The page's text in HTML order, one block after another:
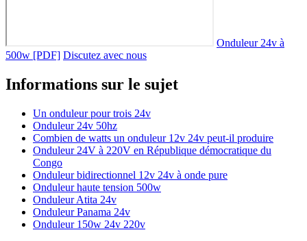
Onduleur 24v à
500w [PDF] Discutez avec nous
Informations sur le sujet
Un onduleur pour trois 24v
Onduleur 24v 50hz
Combien de watts un onduleur 12v 24v peut-il produire
Onduleur 24V à 220V en République démocratique du
Congo
Onduleur bidirectionnel 12v 24v à onde pure
Onduleur haute tension 500w
Onduleur Atita 24v
Onduleur Panama 24v
Onduleur 150w 24v 220v